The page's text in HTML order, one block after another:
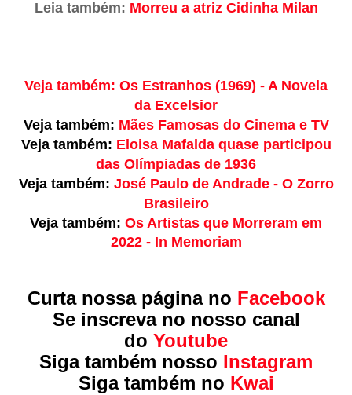
Leia também: Morreu a atriz Cidinha Milan
Veja também: Os Estranhos (1969) - A Novela
da Excelsior
Veja também: Mães Famosas do Cinema e TV
Veja também: Eloisa Mafalda quase participou
das Olímpiadas de 1936
Veja também: José Paulo de Andrade - O Zorro
Brasileiro
Veja também: Os Artistas que Morreram em
2022 - In Memoriam
Curta nossa página no Facebook
Se inscreva no nosso canal
do Youtube
Siga também nosso Instagram
Siga também no Kwai